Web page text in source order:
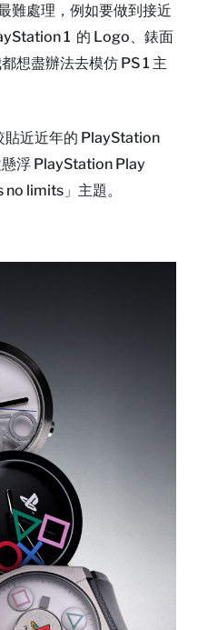
難處理，例如要做到接近
1 的 Logo、錶面
想盡辦法去模仿 PS 1 主
貼近近年的 PlayStation
浮 PlayStation Play
limits」主題。